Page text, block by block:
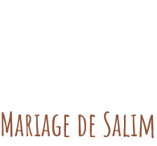
Mariage de